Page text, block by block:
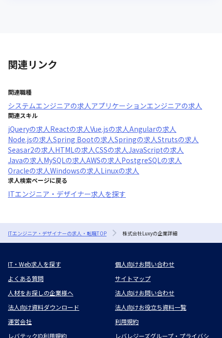
関連リンク
関連職種
システムエンジニアの求人 アプリケーションエンジニアの求人
関連スキル
jQueryの求人 Reactの求人Vue.jsの求人Angularの求人
Node.jsの求人Spring Bootの求人Springの求人Strutsの求人
Seasar2の求人 HTMLの求人CSSの求人JavaScriptの求人
Javaの求人 MySQLの求人AWSの求人 PostgreSQLの求人
Oracleの求人Windowsの求人 Linuxの求人
求人検索ページに戻る
ITエンジニア・デザイナー求人を探す
ITエンジニア・デザイナーの求人・転職TOP 株式会社Luxyの企業詳細
IT・Web求人を探す
個人向けお問い合わせ
よくある質問
サイトマップ
人材をお探しの企業様へ
法人向けお問い合わせ
法人向け資料ダウンロード
法人向けお役立ち資料一覧
運営会社
利用規約
レバテックID利用規約
レバレジーズグループ・プライバシ